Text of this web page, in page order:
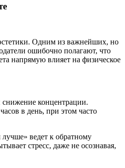
Одним из важнейших, но
ошибочно полагают, что
напрямую влияет на физическое
снижение концентрации.
в день, при этом часто
ведет к обратному
стресс, даже не осознавая,